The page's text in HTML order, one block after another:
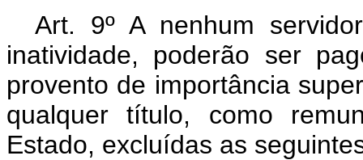
Art. 9º A nenhum
inatividade, poderão ser
provento de importância
qualquer título, como
Estado, excluídas as